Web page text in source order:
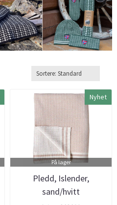
Nyhet
På lager
Pledd, Islender,
sand/hvitt